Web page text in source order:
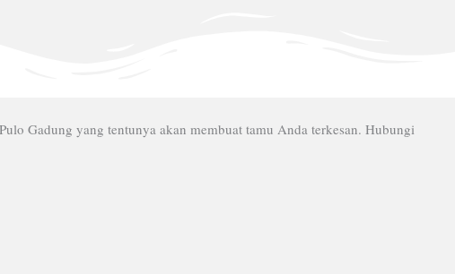
Gadung yang tentunya akan membuat tamu Anda terkesan. Hubungi